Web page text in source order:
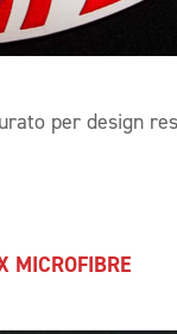
per design
MICROFIBRE